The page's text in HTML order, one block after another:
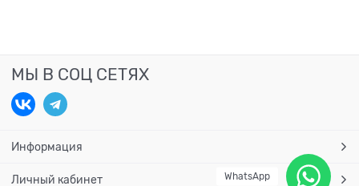
МЫ В СОЦ СЕТЯХ
Информация
Личный кабинет WhatsApp